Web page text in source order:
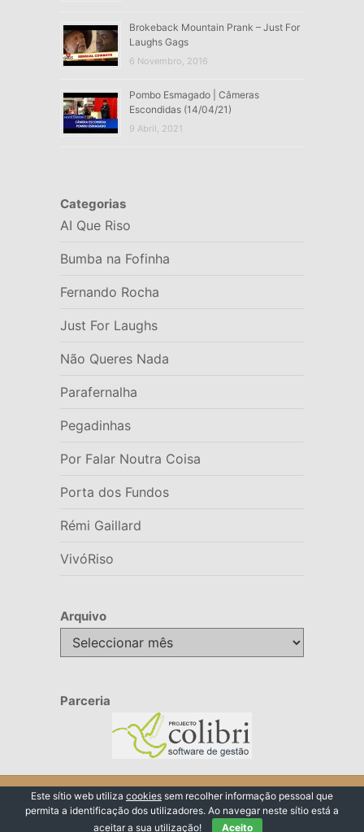
Brokeback Mountain Prank – Just For
Laughs Gags
6 Novembro, 2016
Pombo Esmagado | Câmeras
Escondidas (14/04/21)
9 Abril, 2021
Categorias
AI Que Riso
Bumba na Fofinha
Fernando Rocha
Just For Laughs
Não Queres Nada
Parafernalha
Pegadinhas
Por Falar Noutra Coisa
Porta dos Fundos
Rémi Gaillard
VivóRiso
Arquivo
Arquivo
Parceria
© 2026 VivóRiso
Voltar ao Topo ↑
Este sítio web utiliza cookies sem recolher informação pessoal que
permita a identificação dos utilizadores. Ao navegar neste sítio está a
aceitar a sua utilização!
Aceito